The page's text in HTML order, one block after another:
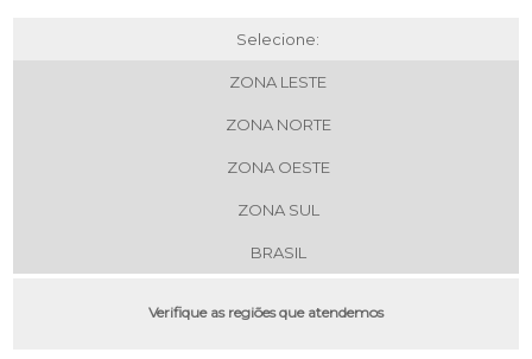
Selecione:
ZONA LESTE
ZONA NORTE
ZONA OESTE
ZONA SUL
BRASIL
Verifique as regiões que atendemos